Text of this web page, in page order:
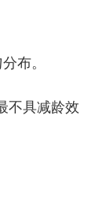
布。
不具减龄效